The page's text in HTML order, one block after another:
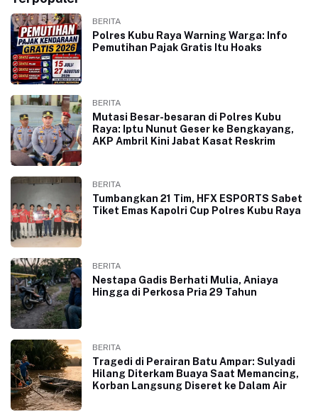
BERITA
Polres Kubu Raya Warning Warga: Info
Pemutihan Pajak Gratis Itu Hoaks
BERITA
Mutasi Besar-besaran di Polres Kubu
Raya: Iptu Nunut Geser ke Bengkayang,
AKP Ambril Kini Jabat Kasat Reskrim
BERITA
Tumbangkan 21 Tim, HFX ESPORTS Sabet
Tiket Emas Kapolri Cup Polres Kubu Raya
BERITA
Nestapa Gadis Berhati Mulia, Aniaya
Hingga di Perkosa Pria 29 Tahun
BERITA
Tragedi di Perairan Batu Ampar: Sulyadi
Hilang Diterkam Buaya Saat Memancing,
Korban Langsung Diseret ke Dalam Air